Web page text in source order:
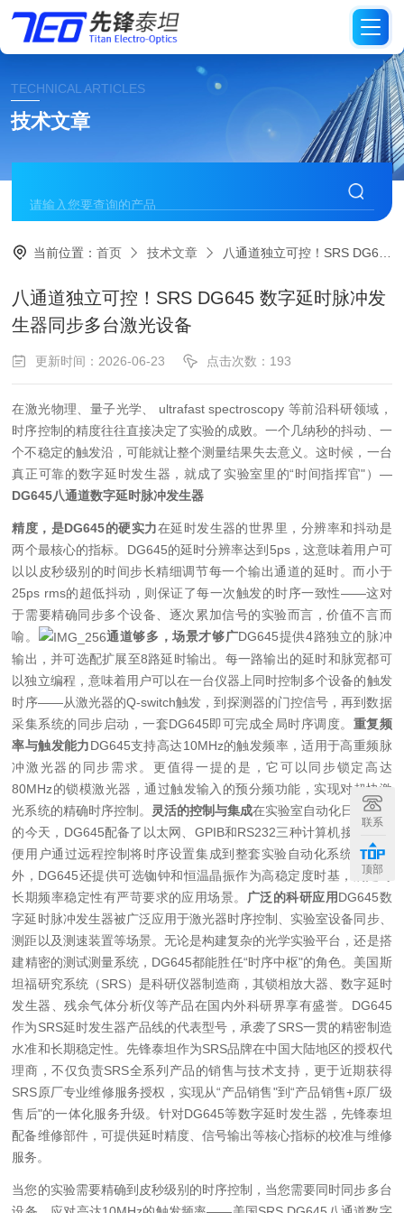
TECHNICAL ARTICLES
技术文章
当前位置：首页 技术文章 八通道独立可控！SRS DG645 数字延时脉冲发生器同步多台激光设备
八通道独立可控！SRS DG645 数字延时脉冲发
生器同步多台激光设备
更新时间：2026-06-23 点击次数：193
在激光物理、量子光学、 ultrafast spectroscopy 等前沿科研领域，
时序控制的精度往往直接决定了实验的成败。一个几纳秒的抖动、一
个不稳定的触发沿，可能就让整个测量结果失去意义。这时候，一台
真正可靠的数字延时发生器，就成了实验室里的“时间指挥官"）—
DG645八通道数字延时脉冲发生器
精度，是DG645的硬实力在延时发生器的世界里，分辨率和抖动是
两个最核心的指标。DG645的延时分辨率达到5ps，这意味着用户可
以以皮秒级别的时间步长精细调节每一个输出通道的延时。而小于
25ps rms的超低抖动，则保证了每一次触发的时序一致性——这对
于需要精确同步多个设备、逐次累加信号的实验而言，价值不言而
喻。
通道够多，场景才够广DG645提供4路独立的脉冲
输出，并可选配扩展至8路延时输出。每一路输出的延时和脉宽都可
以独立编程，意味着用户可以在一台仪器上同时控制多个设备的触发
时序——从激光器的Q-switch触发，到探测器的门控信号，再到数据
采集系统的同步启动，一套DG645即可完成全局时序调度。 重复频
率与触发能力DG645支持高达10MHz的触发频率，适用于高重频脉
冲激光器的同步需求。更值得一提的是，它可以同步锁定高达
80MHz的锁模激光器，通过触发输入的预分频功能，实现对超快激
光系统的精确时序控制。 灵活的控制与集成在实验室自动化日益普及
的今天，DG645配备了以太网、GPIB和RS232三种计算机接口，方
便用户通过远程控制将时序设置集成到整套实验自动化系统中。此
外，DG645还提供可选铷钟和恒温晶振作为高稳定度时基，满足对
长期频率稳定性有严苛要求的应用场景。 广泛的科研应用DG645数
字延时脉冲发生器被广泛应用于激光器时序控制、实验室设备同步、
测距以及测速装置等场景。无论是构建复杂的光学实验平台，还是搭
建精密的测试测量系统，DG645都能胜任“时序中枢"的角色。美国斯
坦福研究系统（SRS）是科研仪器制造商，其锁相放大器、数字延时
发生器、残余气体分析仪等产品在国内外科研界享有盛誉。DG645
作为SRS延时发生器产品线的代表型号，承袭了SRS一贯的精密制造
水准和长期稳定性。先锋泰坦作为SRS品牌在中国大陆地区的授权代
理商，不仅负责SRS全系列产品的销售与技术支持，更于近期获得
SRS原厂专业维修服务授权，实现从“产品销售"到“产品销售+原厂级
售后"的一体化服务升级。针对DG645等数字延时发生器，先锋泰坦
配备维修部件，可提供延时精度、信号输出等核心指标的校准与维修
服务。
当您的实验需要精确到皮秒级别的时序控制，当您需要同时同步多台
联系
顶部